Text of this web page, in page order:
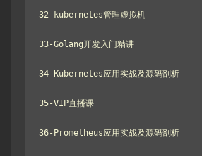
32-kubernetes管理虚拟机
33-Golang开发入门精讲
34-Kubernetes应用实战及源码剖析
35-VIP直播课
36-Prometheus应用实战及源码剖析